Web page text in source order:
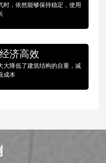
时，依然能够保持稳定，使用
济高效
大降低了建筑结构的自重，减
成本